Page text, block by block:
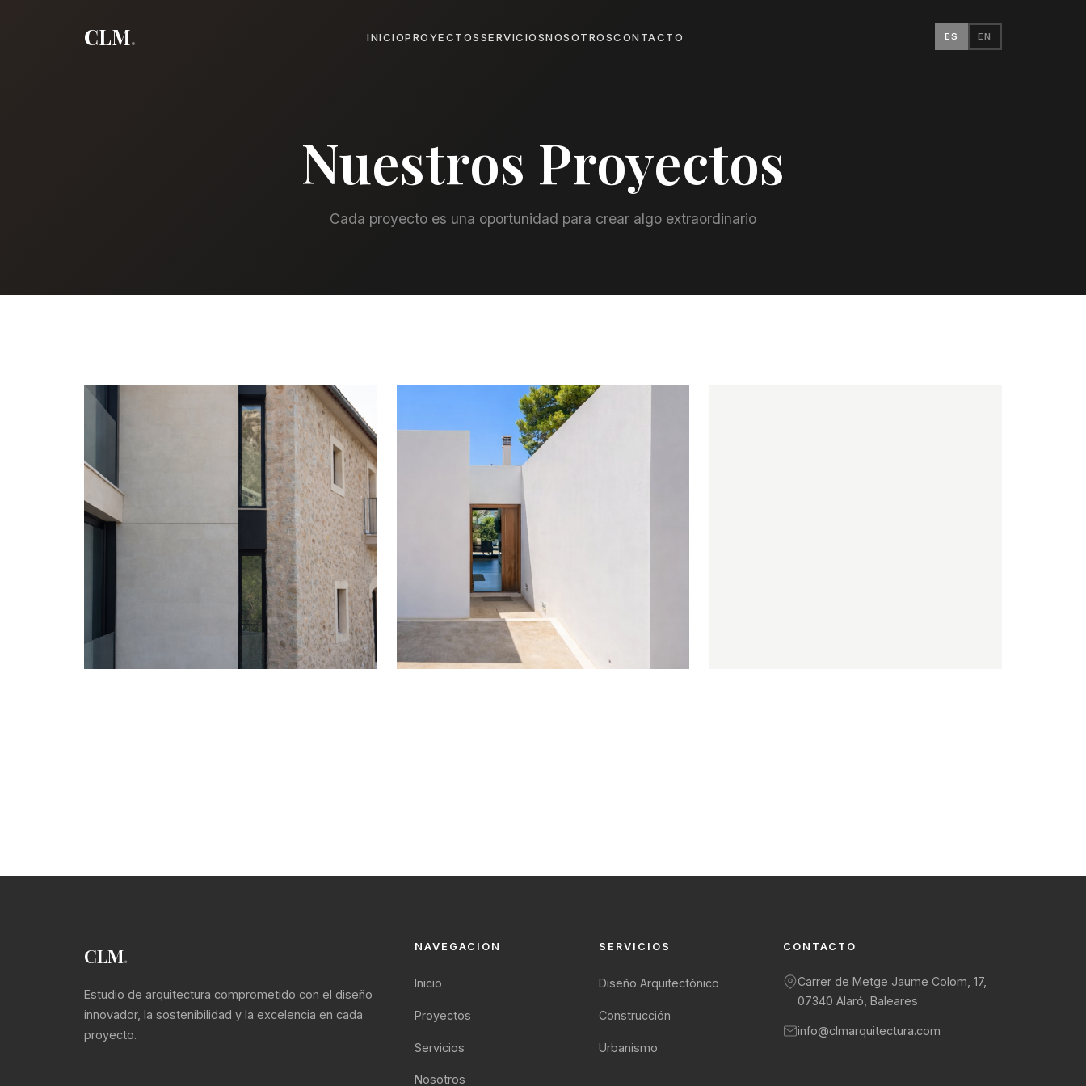
CLM. INICIOPROYECTOSSERVICIOSNOSOTROSCONTACTO ES EN
Nuestros Proyectos
Cada proyecto es una oportunidad para crear algo extraordinario
CLM.
Estudio de arquitectura comprometido con el diseño
innovador, la sostenibilidad y la excelencia en cada
proyecto.
NAVEGACIÓN
Inicio
Proyectos
Servicios
Nosotros
SERVICIOS
Diseño Arquitectónico
Construcción
Urbanismo
CONTACTO
Carrer de Metge Jaume Colom, 17,
07340 Alaró, Baleares
info@clmarquitectura.com